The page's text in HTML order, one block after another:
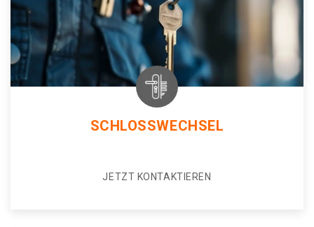
SCHLOSSWECHSEL
JETZT KONTAKTIEREN